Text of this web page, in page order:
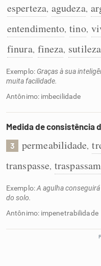
Sinônimos
esperteza, agudeza,
entendimento, tino,
finura, fineza, sutileza
Exemplo: Graças à sua
muita facilidade.
Antônimo: imbecilidade
Medida de consistência
3 permeabilidade,
transpasse,
Exemplo:A agulha
do solo.
Antônimo: impenetrabilidade